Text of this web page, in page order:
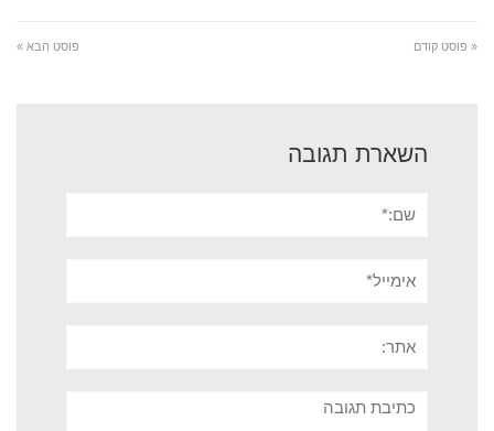
« פוסט קודם פוסט הבא »
השארת תגובה